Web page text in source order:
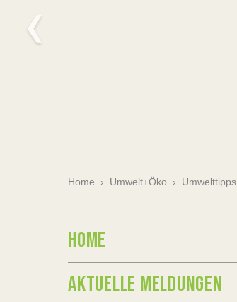
Home › Umwelt+Öko › Umwelttipps
HOME
AKTUELLE MELDUNGEN